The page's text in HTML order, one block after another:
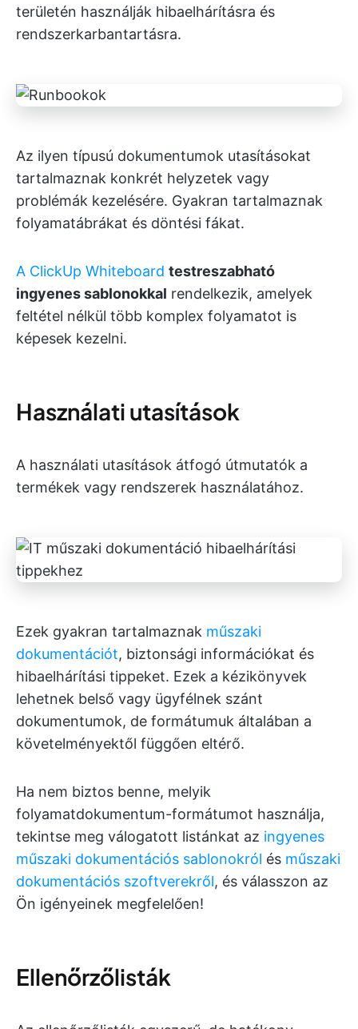
területén használják hibaelhárításra és
rendszerkarbantartásra.
Az ilyen típusú dokumentumok utasításokat
tartalmaznak konkrét helyzetek vagy
problémák kezelésére. Gyakran tartalmaznak
folyamatábrákat és döntési fákat.
A ClickUp Whiteboard testreszabható
ingyenes sablonokkal rendelkezik, amelyek
feltétel nélkül több komplex folyamatot is
képesek kezelni.
Használati utasítások
A használati utasítások átfogó útmutatók a
termékek vagy rendszerek használatához.
Ezek gyakran tartalmaznak műszaki
dokumentációt, biztonsági információkat és
hibaelhárítási tippeket. Ezek a kézikönyvek
lehetnek belső vagy ügyfélnek szánt
dokumentumok, de formátumuk általában a
követelményektől függően eltérő.
Ha nem biztos benne, melyik
folyamatdokumentum-formátumot használja,
tekintse meg válogatott listánkat az ingyenes
műszaki dokumentációs sablonokról és műszaki
dokumentációs szoftverekről, és válasszon az
Ön igényeinek megfelelően!
Ellenőrzőlisták